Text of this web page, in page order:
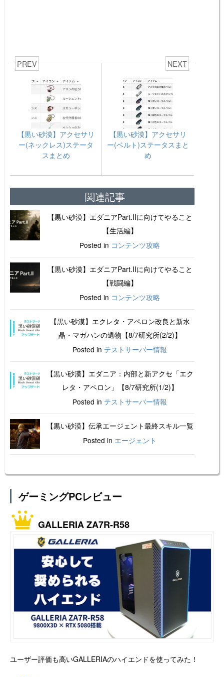
PREV
【黒い砂漠】アクセサリ
ー(ネックレス)ステータ
スまとめ
NEXT
【黒い砂漠】アクセサリ
ー(ベルト)ステータスまと
め
関連記事
【黒い砂漠】エダニアPart.IIに向けてやること
【生活編】
Posted in コンテンツ攻略
【黒い砂漠】エダニアPart.IIに向けてやること
【戦闘編】
Posted in コンテンツ攻略
【黒い砂漠】エクレタ・アペロン改良と新水
晶・マガハンの遺物【8/7研究所(2/2)】
Posted in テストサーバー情報
【黒い砂漠】エダニア：内部と新アクセ「エク
レタ・アペロン」【8/7研究所(1/2)】
Posted in テストサーバー情報
【黒い砂漠】伝承エージェント最終スキル一覧
Posted in エージェント
ゲーミングPCレビュー
GALLERIA ZA7R-R58
ユーザー評価も高いGALLERIAのハイエンドを使ってみた！